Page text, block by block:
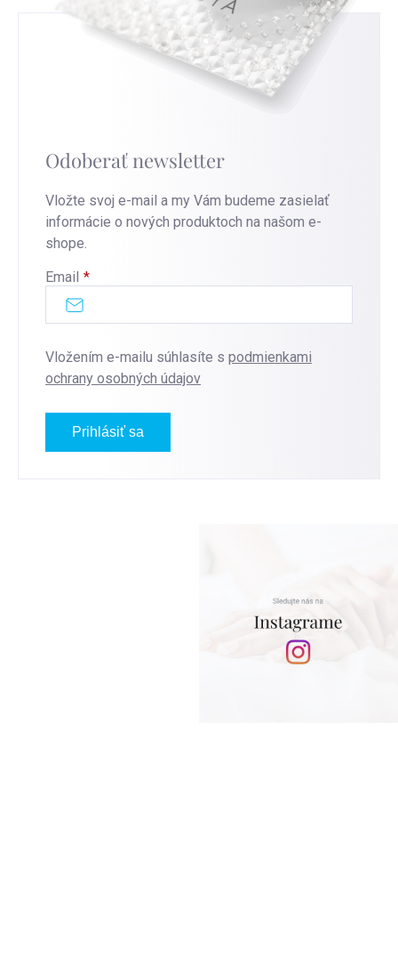
Odoberať newsletter
Vložte svoj e-mail a my Vám budeme zasielať
informácie o nových produktoch na našom e-
shope.
Email
Vložením e-mailu súhlasíte s podmienkami
ochrany osobných údajov
Prihlásiť sa